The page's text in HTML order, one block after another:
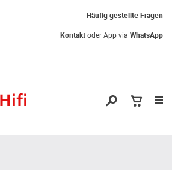
Häufig gestellte Fragen
Kontaktoder App via WhatsApp